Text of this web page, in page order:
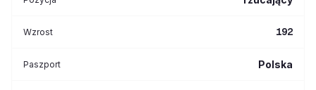
Wzrost 192
Paszport Polska